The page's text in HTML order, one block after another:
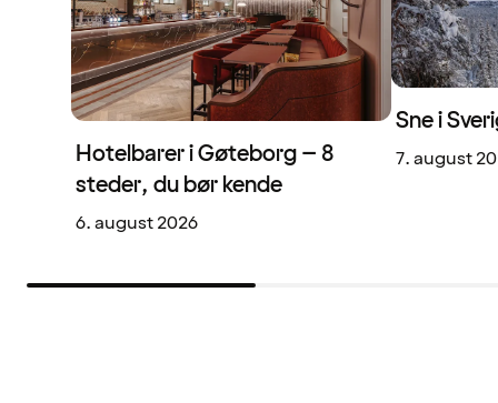
Hotelbarer i Gøteborg – 8
steder, du bør kende
6. august 2026
Sne i
7. august